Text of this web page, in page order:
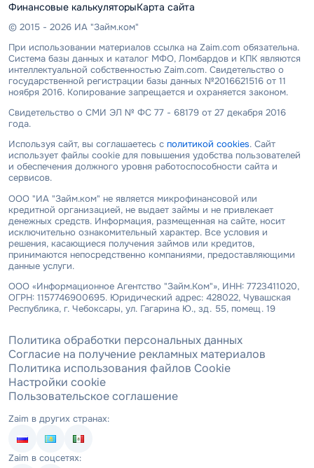
Финансовые калькуляторыКарта сайта
© 2015 - 2026 ИА "Займ.ком"
При использовании материалов ссылка на Zaim.com обязательна.
Система базы данных и каталог МФО, Ломбардов и КПК являются
интеллектуальной собственностью Zaim.com. Свидетельство о
государственной регистрации базы данных №2016621516 от 11
ноября 2016. Копирование запрещается и охраняется законом.
Свидетельство о СМИ ЭЛ № ФС 77 - 68179 от 27 декабря 2016
года.
Используя сайт, вы соглашаетесь с политикой cookies. Сайт
использует файлы cookie для повышения удобства пользователей
и обеспечения должного уровня работоспособности сайта и
сервисов.
ООО "ИА "Займ.ком" не является микрофинансовой или
кредитной организацией, не выдает займы и не привлекает
денежных средств. Информация, размещенная на сайте, носит
исключительно ознакомительный характер. Все условия и
решения, касающиеся получения займов или кредитов,
принимаются непосредственно компаниями, предоставляющими
данные услуги.
ООО «Информационное Агентство "Займ.Ком"», ИНН: 7723411020,
ОГРН: 1157746900695. Юридический адрес: 428022, Чувашская
Республика, г. Чебоксары, ул. Гагарина Ю., зд. 55, помещ. 19
Политика обработки персональных данных
Согласие на получение рекламных материалов
Политика использования файлов Cookie
Настройки cookie
Пользовательское соглашение
Zaim в других странах:
Zaim в соцсетях: